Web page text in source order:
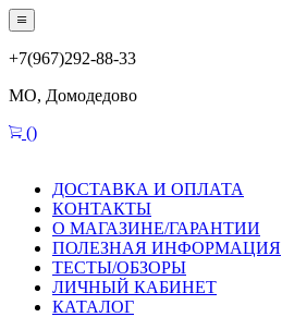
+7(967)292-88-33
МО, Домодедово
()
ДОСТАВКА И ОПЛАТА
КОНТАКТЫ
О МАГАЗИНЕ/ГАРАНТИИ
ПОЛЕЗНАЯ ИНФОРМАЦИЯ
ТЕСТЫ/ОБЗОРЫ
ЛИЧНЫЙ КАБИНЕТ
КАТАЛОГ